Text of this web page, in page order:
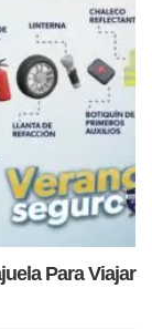
Para Viajar